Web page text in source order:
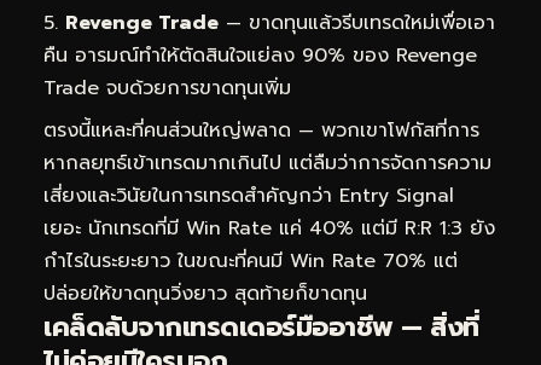
Revenge Trade — ขาดทุนแล้วรีบเทรดใหม่เพื่อเอา
คืน อารมณ์ทำให้ตัดสินใจแย่ลง 90% ของ Revenge
Trade จบด้วยการขาดทุนเพิ่ม
ตรงนี้แหละที่คนส่วนใหญ่พลาด — พวกเขาโฟกัสที่การ
หากลยุทธ์เข้าเทรดมากเกินไป แต่ลืมว่าการจัดการความ
เสี่ยงและวินัยในการเทรดสำคัญกว่า Entry Signal
เยอะ นักเทรดที่มี Win Rate แค่ 40% แต่มี R:R 1:3 ยัง
กำไรในระยะยาว ในขณะที่คนมี Win Rate 70% แต่
ปล่อยให้ขาดทุนวิ่งยาว สุดท้ายก็ขาดทุน
เคล็ดลับจากเทรดเดอร์มืออาชีพ — สิ่งที่